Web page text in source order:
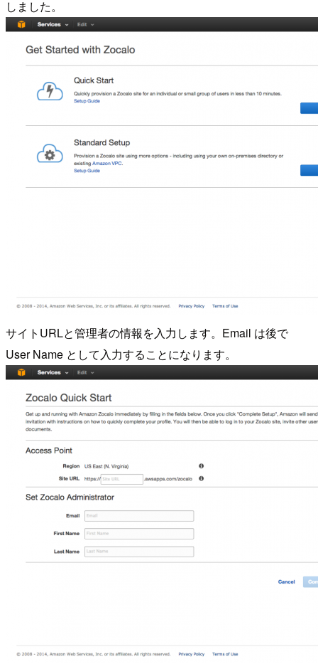
しました。
サイトURLと管理者の情報を入力します。Email は後で
User Name として入力することになります。